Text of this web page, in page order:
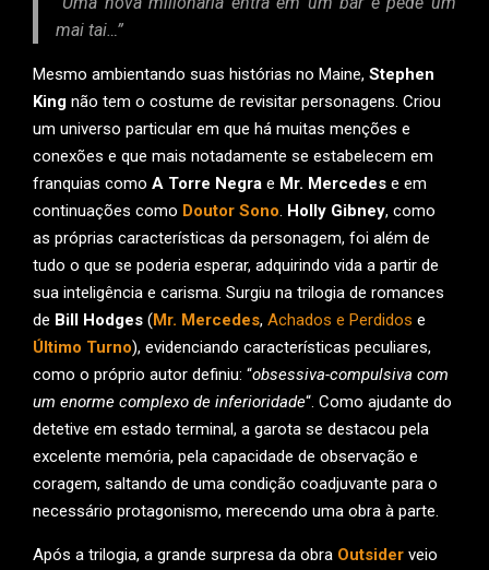
mai tai…”
Mesmo ambientando suas histórias no Maine, Stephen
King não tem o costume de revisitar personagens. Criou
um universo particular em que há muitas menções e
conexões e que mais notadamente se estabelecem em
franquias como A Torre Negra e Mr. Mercedes e em
continuações como Doutor Sono. Holly Gibney, como
as próprias características da personagem, foi além de
tudo o que se poderia esperar, adquirindo vida a partir de
sua inteligência e carisma. Surgiu na trilogia de romances
de Bill Hodges (Mr. Mercedes, Achados e Perdidos e
Último Turno), evidenciando características peculiares,
como o próprio autor definiu: “obsessiva-compulsiva com
um enorme complexo de inferioridade“. Como ajudante do
detetive em estado terminal, a garota se destacou pela
excelente memória, pela capacidade de observação e
coragem, saltando de uma condição coadjuvante para o
necessário protagonismo, merecendo uma obra à parte.
Após a trilogia, a grande surpresa da obra Outsider veio